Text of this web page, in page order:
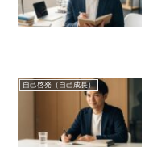
自己啓発（自己成長）